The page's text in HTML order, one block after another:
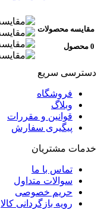
مقایسه محصولات
0 محصول
دسترسی سریع
فروشگاه
وبلاگ
قوانین و مقررات
پیگیری سفارش
خدمات مشتریان
تماس با ما
سوالات متداول
حریم خصوصی
رویه بازگردانی کالا